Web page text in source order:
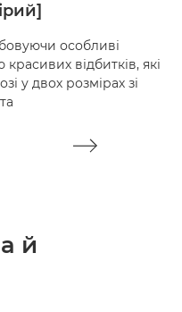
особливі
відбитків, які
у двох розмірах зі
й